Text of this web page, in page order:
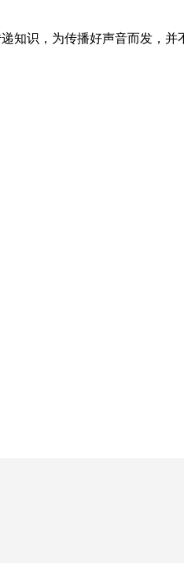
知识，为传播好声音而发，